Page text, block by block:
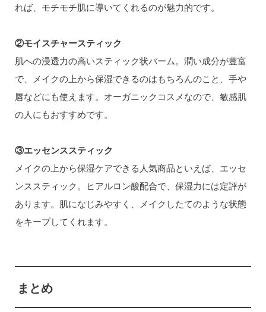
れば、モチモチ肌に導いてくれるのが魅力的です。
②モイスチャースティック
肌への浸透力の高いスティック状バーム。潤い成分が豊富
で、メイクの上から保湿できるのはもちろんのこと、手や
唇などにも使えます。オーガニックコスメなので、敏感肌
の人にもおすすめです。
③エッセンススティック
メイクの上から保湿ケアできる人気商品といえば、エッセ
ンススティック。ヒアルロン酸配合で、保湿力には定評が
あります。肌になじみやすく、メイクしたてのような状態
をキープしてくれます。
まとめ